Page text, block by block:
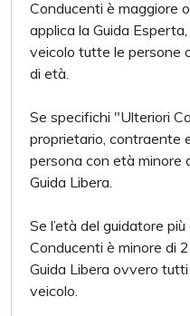
Conducenti è maggiore
applica la Guida
veicolo tutte le persone
di età.
Se specifichi "Ulteriori
proprietario, contraente
persona con età minore
Guida Libera.
Se l’età del guidatore
Conducenti è minore di
Guida Libera ovvero
veicolo.